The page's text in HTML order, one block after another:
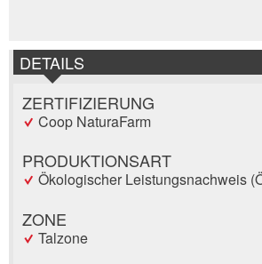
DETAILS
ZERTIFIZIERUNG
Coop NaturaFarm
PRODUKTIONSART
Ökologischer Leistungsnachweis
ZONE
Talzone